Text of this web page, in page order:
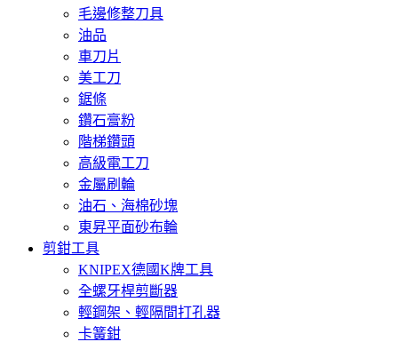
毛邊修整刀具
油品
車刀片
美工刀
鋸條
鑽石膏粉
階梯鑽頭
高級電工刀
金屬刷輪
油石、海棉砂塊
東昇平面砂布輪
剪鉗工具
KNIPEX德國K牌工具
全螺牙桿剪斷器
輕鋼架、輕隔間打孔器
卡簧鉗